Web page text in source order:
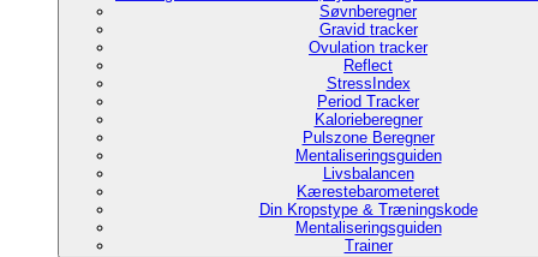
Søvnberegner
Gravid tracker
Ovulation tracker
Reflect
StressIndex
Period Tracker
Kalorieberegner
Pulszone Beregner
Mentaliseringsguiden
Livsbalancen
Kærestebarometeret
Din Kropstype & Træningskode
Mentaliseringsguiden
Trainer